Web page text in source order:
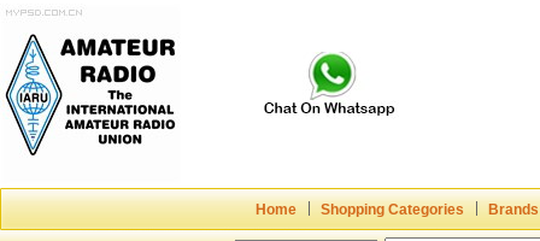
Home Shopping Categories Brands